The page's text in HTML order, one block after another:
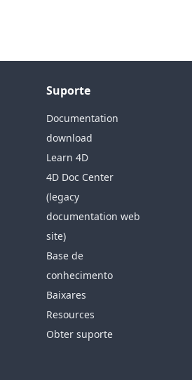
Suporte
Documentation
download
Learn 4D
4D Doc Center
(legacy
documentation web
site)
Base de
conhecimento
Baixares
Resources
Obter suporte